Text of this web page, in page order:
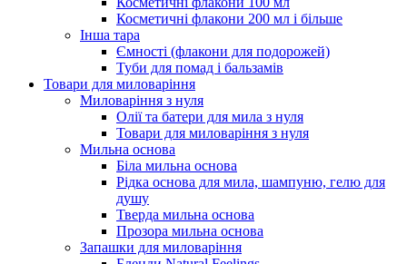
Косметичні флакони 200 мл і більше
Інша тара
Ємності (флакони для подорожей)
Туби для помад і бальзамів
Товари для миловаріння
Миловаріння з нуля
Олії та батери для мила з нуля
Товари для миловаріння з нуля
Мильна основа
Біла мильна основа
Рідка основа для мила, шампуню, гелю для
душу
Тверда мильна основа
Прозора мильна основа
Запашки для миловаріння